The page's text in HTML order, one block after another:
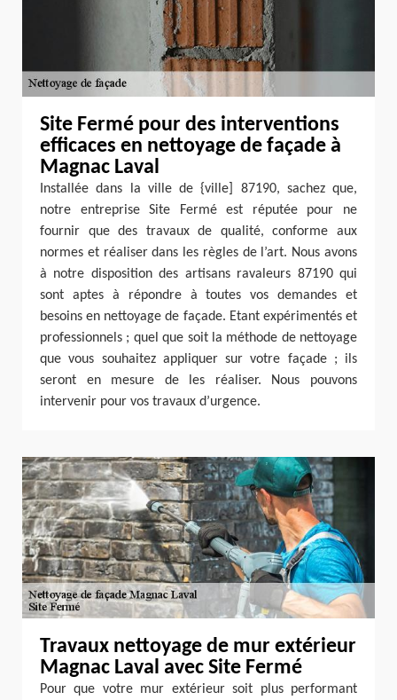
Site Fermé pour des interventions
efficaces en nettoyage de façade à
Magnac Laval
Installée dans la ville de {ville] 87190, sachez que,
notre entreprise Site Fermé est réputée pour ne
fournir que des travaux de qualité, conforme aux
normes et réaliser dans les règles de l’art. Nous avons
à notre disposition des artisans ravaleurs 87190 qui
sont aptes à répondre à toutes vos demandes et
besoins en nettoyage de façade. Etant expérimentés et
professionnels ; quel que soit la méthode de nettoyage
que vous souhaitez appliquer sur votre façade ; ils
seront en mesure de les réaliser. Nous pouvons
intervenir pour vos travaux d’urgence.
Travaux nettoyage de mur extérieur
Magnac Laval avec Site Fermé
Pour que votre mur extérieur soit plus performant